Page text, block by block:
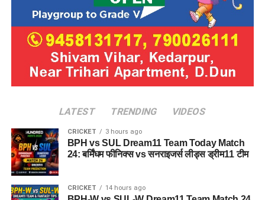
LATEST TRENDING VIDEOS
CRICKET 3 hours ago
BPH vs SUL Dream11 Team Today Match
24: बर्मिंघम फीनिक्स vs सनराइजर्स लीड्स ड्रीम11 टीम
CRICKET 14 hours ago